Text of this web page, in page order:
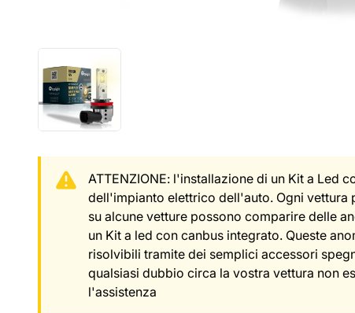
ATTENZIONE: l'installazione di un Kit a Led
dell'impianto elettrico dell'auto. Ogni vettura
su alcune vetture possono comparire delle
un Kit a led con canbus integrato. Queste
risolvibili tramite dei semplici accessori
qualsiasi dubbio circa la vostra vettura non
l'assistenza